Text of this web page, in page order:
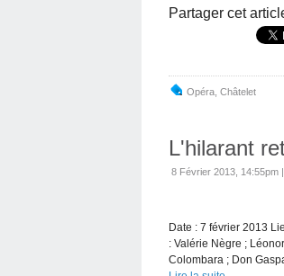
Partager cet
Opéra Châtelet
L'hilarant
8 Février 2013, 14:55pm |
Date : 7 février 2013
: Valérie Nègre ;
Colombara ; Don